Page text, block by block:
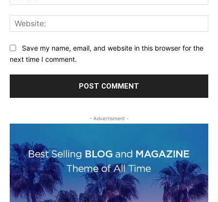
Save my name, email, and website in this browser for the
next time I comment.
- Advertisment -